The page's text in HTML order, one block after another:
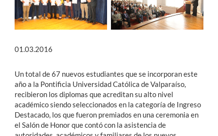
Alumni
English
01.03.2016
Un total de 67 nuevos estudiantes que se incorporan este
año a la Pontificia Universidad Católica de Valparaíso,
recibieron los diplomas que acreditan su alto nivel
académico siendo seleccionados en la categoría de Ingreso
Destacado, los que fueron premiados en una ceremonia en
el Salón de Honor que contó con la asistencia de